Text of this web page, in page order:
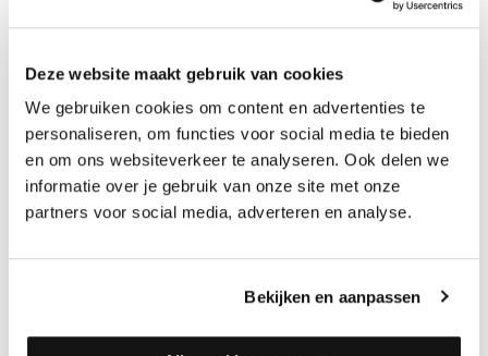
Deze website maakt gebruik van cookies
We gebruiken cookies om content en advertenties te
personaliseren, om functies voor social media te bieden
en om ons websiteverkeer te analyseren. Ook delen we
informatie over je gebruik van onze site met onze
partners voor social media, adverteren en analyse.
Bekijken en aanpassen
RECHTE FOLIEPLINT 70X14 COUNTRY OAK BRUIN
#204
Meer informatie Rechte folieplint 14x70mm
Deze strak vormgegeven plint meet 70x14 mm en is 240 cm
lang. Meer dan genoeg om de voor PVC- en laminaatvloeren
benodigde zwelruimte te overbruggen. Bij deze in meer dan 175
zagen is hierbij niet nodig. De MDF folieplint kan worden